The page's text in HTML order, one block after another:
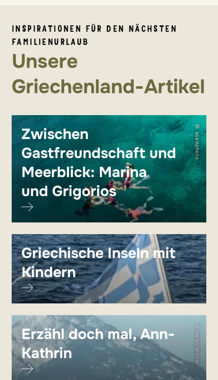
INSPIRATIONEN FÜR DEN NÄCHSTEN
FAMILIENURLAUB
Unsere
Griechenland-Artikel
Zwischen
Gastfreundschaft und
Meerblick: Marina
und Grigorios
© asadphoto
Griechische Inseln mit
Kindern
Erzähl doch mal, Ann-
Kathrin
© Heiko Wolter